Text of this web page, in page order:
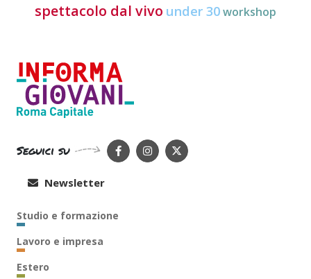
spettacolo dal vivo under 30workshop
Seguici su
Newsletter
Studio e formazione
Lavoro e impresa
Estero